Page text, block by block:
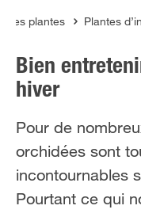
Service
Qui sommes-nous?
des plantes Plantes
Bien
hiver
Pour de
orchidées sont
incontournables
Pourtant ce qui